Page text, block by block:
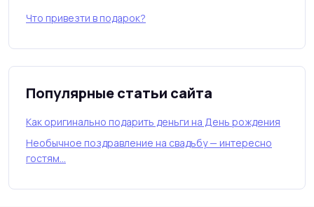
Что привезти в подарок?
Популярные статьи сайта
Как оригинально подарить деньги на День рождения
Необычное поздравление на свадьбу — интересно
гостям…